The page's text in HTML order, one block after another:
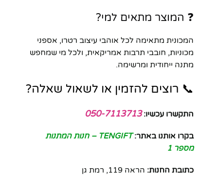
❓ המוצר מתאים למי?
המכונית מתאימה לכל אוהבי עיצוב רטרו, אספני
מכוניות, חובבי תרבות אמריקאית, ולכל מי שמחפש
מתנה ייחודית ומרשימה.
📞 רוצים להזמין או לשאול שאלה?
התקשרו עכשיו: 050-7113713
בקרו אותנו באתר:
TENGIFT – חנות המתנות
מספר 1
כתובת החנות: הראה 119, רמת גן